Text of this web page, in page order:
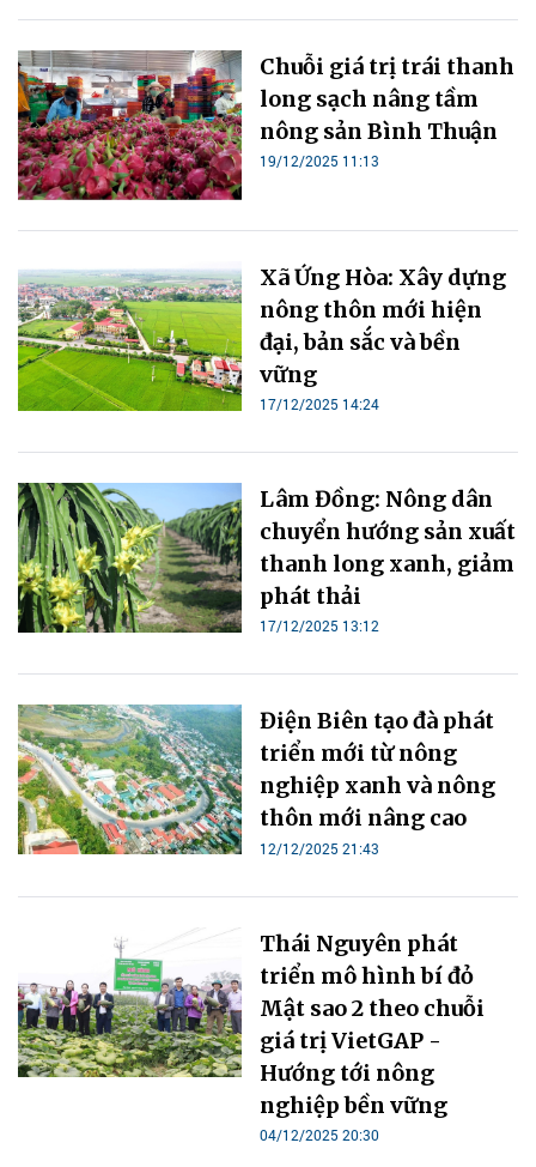
Chuỗi giá trị trái thanh
long sạch nâng tầm
nông sản Bình Thuận
19/12/2025 11:13
Xã Ứng Hòa: Xây dựng
nông thôn mới hiện
đại, bản sắc và bền
vững
17/12/2025 14:24
Lâm Đồng: Nông dân
chuyển hướng sản xuất
thanh long xanh, giảm
phát thải
17/12/2025 13:12
Điện Biên tạo đà phát
triển mới từ nông
nghiệp xanh và nông
thôn mới nâng cao
12/12/2025 21:43
Thái Nguyên phát
triển mô hình bí đỏ
Mật sao 2 theo chuỗi
giá trị VietGAP -
Hướng tới nông
nghiệp bền vững
04/12/2025 20:30